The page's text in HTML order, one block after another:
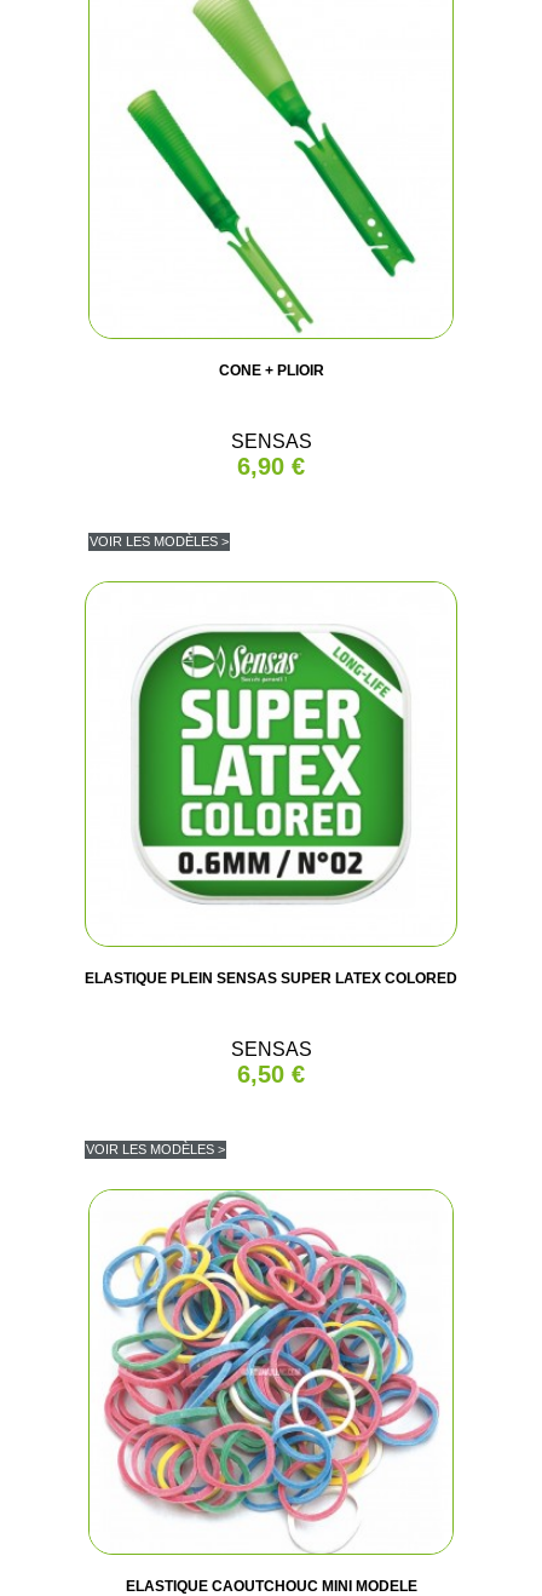
CONE + PLIOIR
SENSAS
6,90 €
VOIR LES MODÈLES >
ELASTIQUE PLEIN SENSAS SUPER LATEX COLORED
SENSAS
6,50 €
VOIR LES MODÈLES >
ELASTIQUE CAOUTCHOUC MINI MODELE